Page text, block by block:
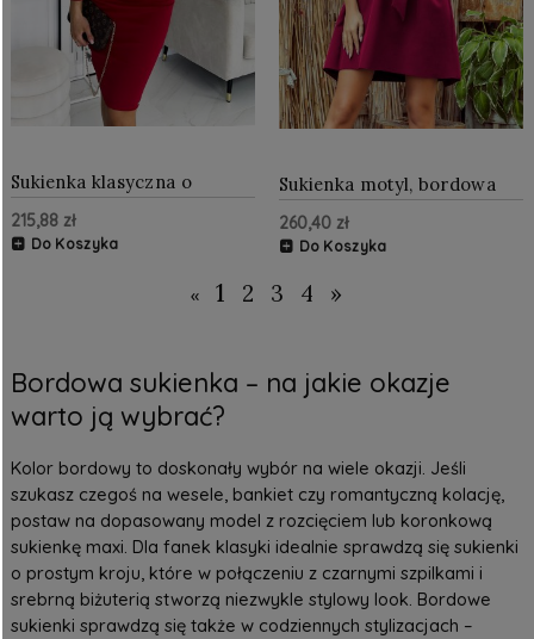
Sukienka klasyczna o
dopasowanym fasonie
Bordowa
215,88 zł
Do Koszyka
Sukienka motyl, bordowa
NU287-18
260,40 zł
Do Koszyka
« 1 2 3 4 »
Bordowa sukienka – na jakie okazje
warto ją wybrać?
Kolor bordowy to doskonały wybór na wiele okazji. Jeśli
szukasz czegoś na wesele, bankiet czy romantyczną kolację,
postaw na dopasowany model z rozcięciem lub koronkową
sukienkę maxi. Dla fanek klasyki idealnie sprawdzą się sukienki
o prostym kroju, które w połączeniu z czarnymi szpilkami i
srebrną biżuterią stworzą niezwykle stylowy look. Bordowe
sukienki sprawdzą się także w codziennych stylizacjach –